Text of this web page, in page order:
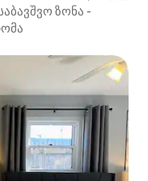
თეატრი + საბავშვო ზონა -